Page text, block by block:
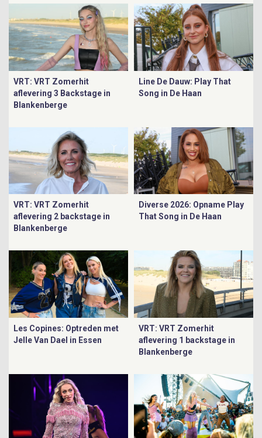
VRT: VRT Zomerhit
aflevering 3 Backstage in
Blankenberge
Line De Dauw: Play That
Song in De Haan
VRT: VRT Zomerhit
aflevering 2 backstage in
Blankenberge
Diverse 2026: Opname Play
That Song in De Haan
Les Copines: Optreden met
Jelle Van Dael in Essen
VRT: VRT Zomerhit
aflevering 1 backstage in
Blankenberge